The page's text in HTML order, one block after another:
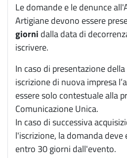
Le domande e le denunce
Artigiane devono essere
giorni dalla data di
iscrivere.
In caso di presentazione
iscrizione di nuova impresa
essere solo contestuale alla
Comunicazione Unica.
In caso di successiva
l'iscrizione, la domanda deve
entro 30 giorni dall'evento.